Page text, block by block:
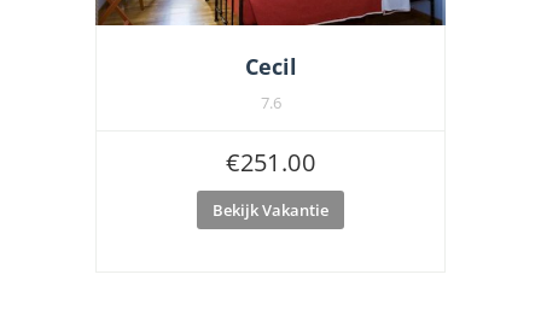
Cecil
7.6
€251.00
Bekijk Vakantie